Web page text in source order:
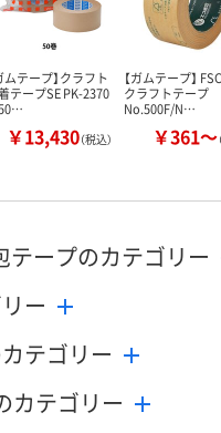
ムテープ】クラフト
テープSE PK-2370
￥13,430（税込）
【ガムテープ】
クラフトテープ
No.500F/N…
￥361～
テープのカテゴリー
ー
テゴリー
カテゴリー